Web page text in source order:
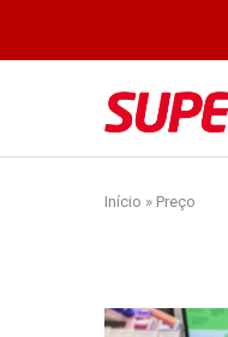
Início » Preço